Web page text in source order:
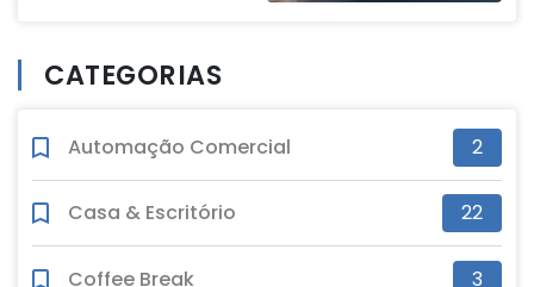
CATEGORIAS
Automação Comercial 2
Casa & Escritório 22
Coffee Break 3